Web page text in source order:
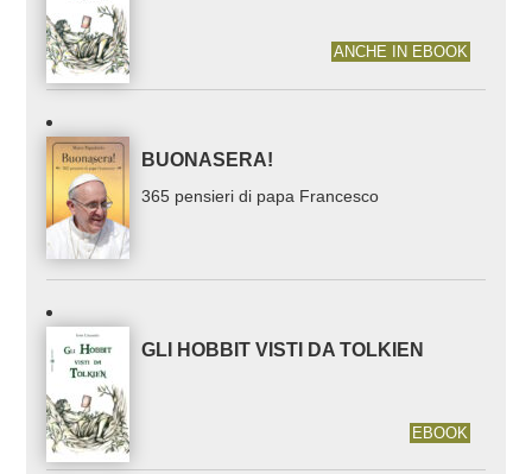
ANCHE IN EBOOK
BUONASERA!
365 pensieri di papa Francesco
GLI HOBBIT VISTI DA TOLKIEN
EBOOK